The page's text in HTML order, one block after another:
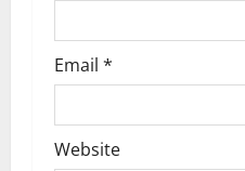
Email *
Website